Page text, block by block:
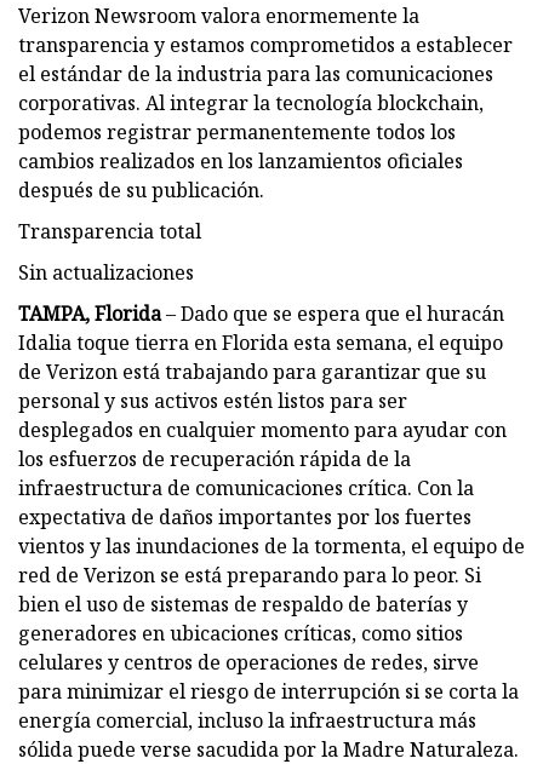
Verizon Newsroom valora enormemente la
transparencia y estamos comprometidos a establecer
el estándar de la industria para las comunicaciones
corporativas. Al integrar la tecnología blockchain,
podemos registrar permanentemente todos los
cambios realizados en los lanzamientos oficiales
después de su publicación.
Transparencia total
Sin actualizaciones
TAMPA, Florida– Dado que se espera que el huracán
Idalia toque tierra en Florida esta semana, el equipo
de Verizon está trabajando para garantizar que su
personal y sus activos estén listos para ser
desplegados en cualquier momento para ayudar con
los esfuerzos de recuperación rápida de la
infraestructura de comunicaciones crítica. Con la
expectativa de daños importantes por los fuertes
vientos y las inundaciones de la tormenta, el equipo de
red de Verizon se está preparando para lo peor. Si
bien el uso de sistemas de respaldo de baterías y
generadores en ubicaciones críticas, como sitios
celulares y centros de operaciones de redes, sirve
para minimizar el riesgo de interrupción si se corta la
energía comercial, incluso la infraestructura más
sólida puede verse sacudida por la Madre Naturaleza.